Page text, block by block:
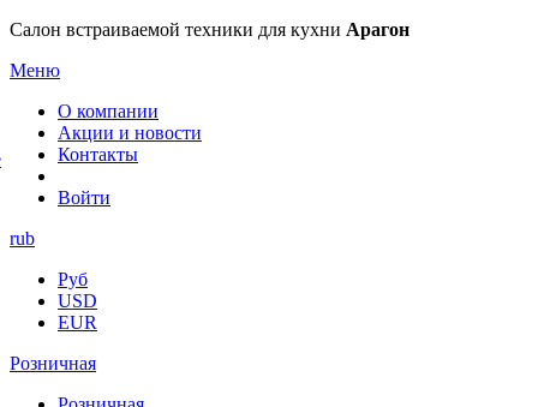
Салон встраиваемой техники для кухни Арагон
Меню
О компании
Акции и новости
Контакты
Войти
rub
Руб
USD
EUR
Розничная